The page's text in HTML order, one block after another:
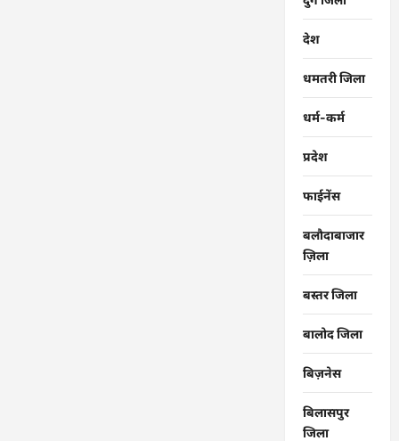
देश
धमतरी जिला
धर्म-कर्म
प्रदेश
फाईनेंस
बलौदाबाजार
ज़िला
बस्तर जिला
बालोद जिला
बिज़नेस
बिलासपुर
जिला